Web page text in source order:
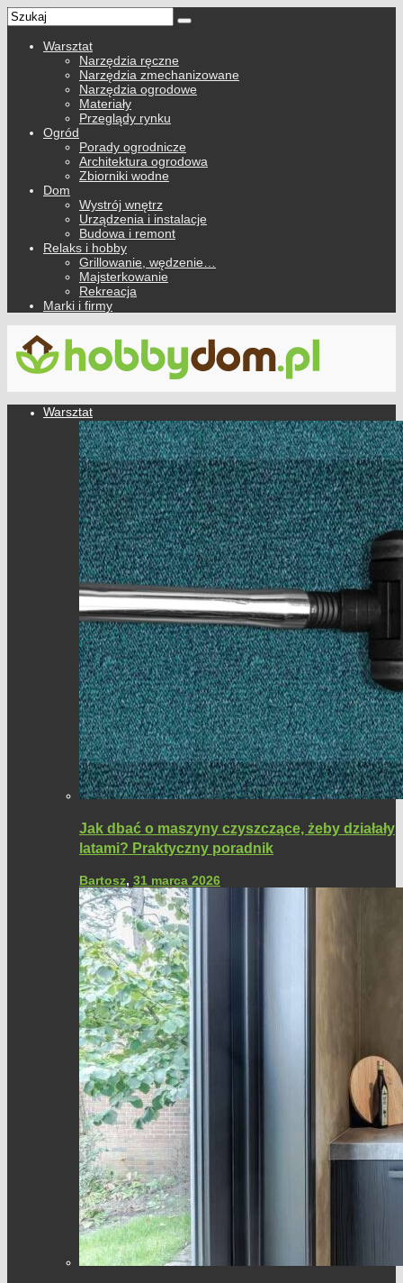
Warsztat
Narzędzia ręczne
Narzędzia zmechanizowane
Narzędzia ogrodowe
Materiały
Przeglądy rynku
Ogród
Porady ogrodnicze
Architektura ogrodowa
Zbiorniki wodne
Dom
Wystrój wnętrz
Urządzenia i instalacje
Budowa i remont
Relaks i hobby
Grillowanie, wędzenie…
Majsterkowanie
Rekreacja
Marki i firmy
Warsztat
Jak dbać o maszyny czyszczące, żeby działały
latami? Praktyczny poradnik
Bartosz, 31 marca 2026